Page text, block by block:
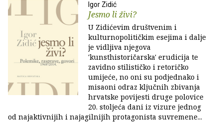
Igor Zidić
Jesmo li živi?
U Zidićevim društvenim i
kulturnopolitičkim esejima i dalje
je vidljiva njegova
'kunsthistoričarska' erudicija te
zavidno stilističko i retoričko
umijeće, no oni su podjednako i
misaoni odraz ključnih zbivanja
hrvatske povijesti druge polovice
20. stoljeća dani iz vizure jednog
od najaktivnijih i najagilnijih protagonista suvremene...